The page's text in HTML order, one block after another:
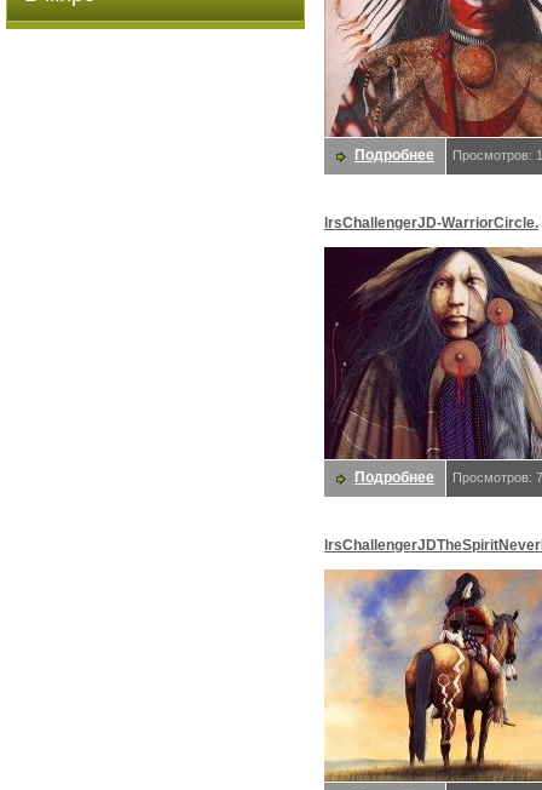
Подробнее Просмотров:
lrsChallengerJD-WarriorCircle.
Challenger, JD
Подробнее Просмотров:
Challenger, JD